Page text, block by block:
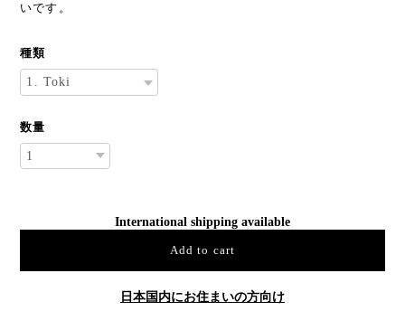
いです。
種類
数量
International shipping available
Add to cart
日本国内にお住まいの方向け